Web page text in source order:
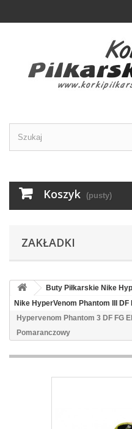
Koszyk (pusty)
ZAKŁADKI
Buty Piłkarskie Nike
Nike HyperVenom Phantom III DF
Hypervenom Phantom 3 DF FG
Pomaranczowy